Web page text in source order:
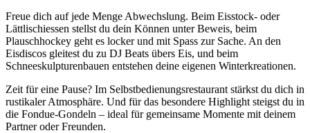
Freue dich auf jede Menge Abwechslung. Beim Eisstock- oder
Lättlischiessen stellst du dein Können unter Beweis, beim
Plauschhockey geht es locker und mit Spass zur Sache. An den
Eisdiscos gleitest du zu DJ Beats übers Eis, und beim
Schneeskulpturenbauen entstehen deine eigenen Winterkreationen.
Zeit für eine Pause? Im Selbstbedienungsrestaurant stärkst du dich in
rustikaler Atmosphäre. Und für das besondere Highlight steigst du in
die Fondue-Gondeln – ideal für gemeinsame Momente mit deinem
Partner oder Freunden.